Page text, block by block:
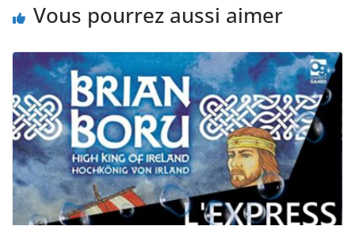
Vous pourrez aussi aimer